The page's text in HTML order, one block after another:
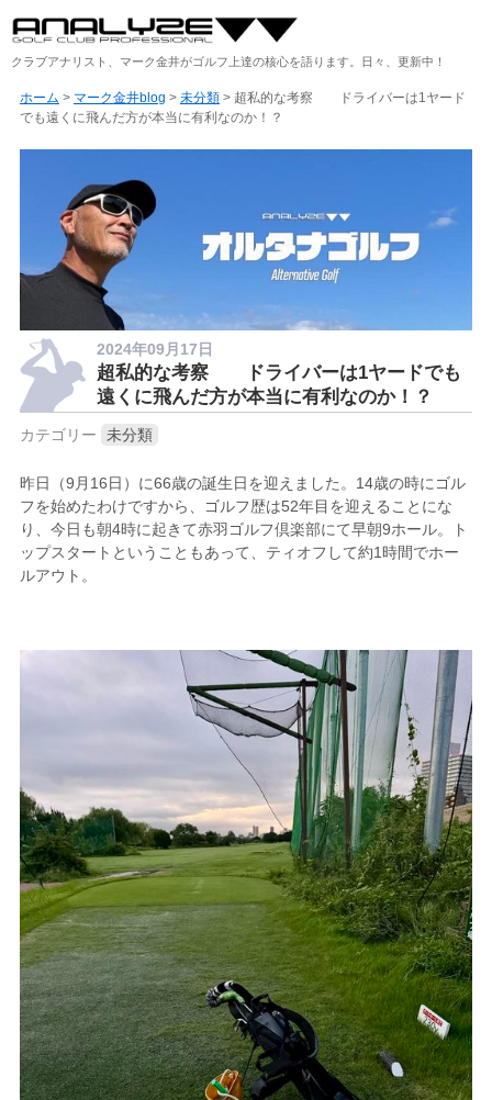
クラブアナリスト、マーク金井がゴルフ上達の核心を語ります。日々、更新中！
ホーム > マーク金井blog > 未分類> 超私的な考察 ドライバーは1ヤード
でも遠くに飛んだ方が本当に有利なのか！？
2024年09月17日
超私的な考察 ドライバーは1ヤードでも
遠くに飛んだ方が本当に有利なのか！？
カテゴリー 未分類
昨日（9月16日）に66歳の誕生日を迎えました。14歳の時にゴル
フを始めたわけですから、ゴルフ歴は52年目を迎えることにな
り、今日も朝4時に起きて赤羽ゴルフ倶楽部にて早朝9ホール。ト
ップスタートということもあって、ティオフして約1時間でホー
ルアウト。